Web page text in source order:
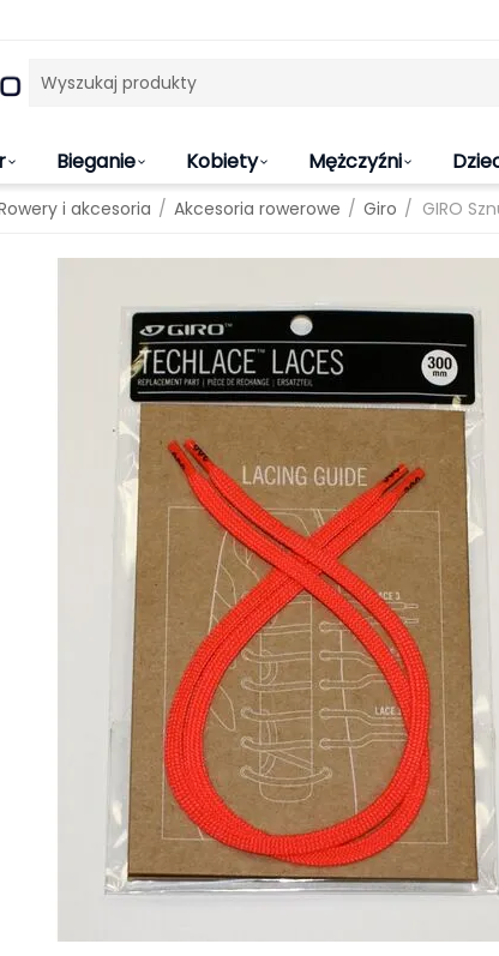
Bieganie Kobiety Mężczyźni
i akcesoria / Akcesoria rowerowe / Giro / GIRO